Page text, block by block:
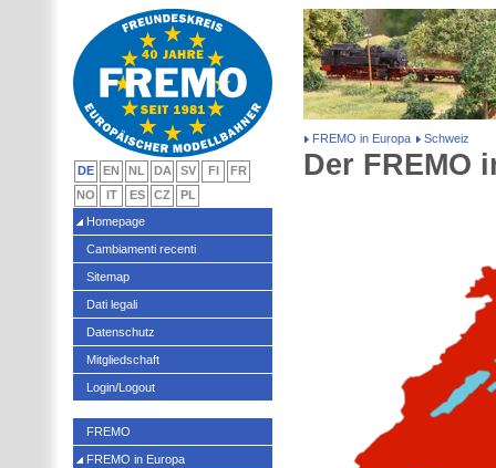
FREMO in Europa Schweiz
Der FREMO
DE EN NL DA SV FI
FR
NO
IT ES CZ
PL
Homepage
Cambiamenti recenti
Sitemap
Dati legali
Datenschutz
Mitgliedschaft
Login/Logout
FREMO
FREMO in Europa